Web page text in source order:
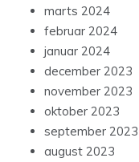
marts 2024
februar 2024
januar 2024
december 2023
november 2023
oktober 2023
september 2023
august 2023